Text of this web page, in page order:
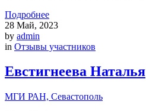
Подробнее
28 Май, 2023
by admin
in Отзывы участников
Евстигнеева Наталья
МГИ РАН, Севастополь